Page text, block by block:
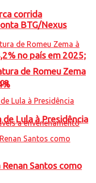
no país em 2025;
corrida
BTG/Nexus
de Romeu Zema
Lula à Presidência
Santos como